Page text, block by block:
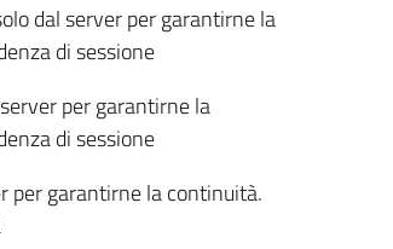
dal server per garantirne la
di sessione
per garantirne la
di sessione
per garantirne la continuità.